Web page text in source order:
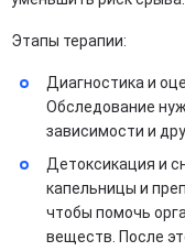
Этапы терапии:
Диагностика и
Обследование
зависимости и
Детоксикация и
капельницы и
чтобы помочь
веществ. После